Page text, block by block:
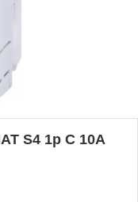
S4 1p C 10A